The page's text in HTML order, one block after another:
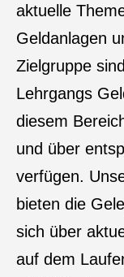
aktuelle
Geldanlagen
Zielgruppe
Lehrgangs
diesem
und über
verfügen.
bieten die
sich über
auf dem